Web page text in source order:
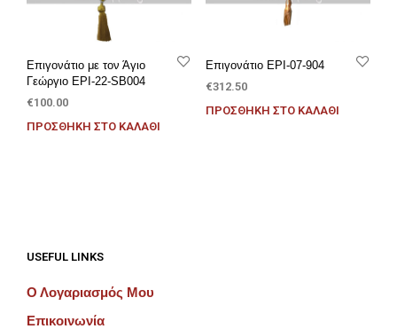
Επιγονάτιο με τον Άγιο
Γεώργιο EPI-22-SB004
€100.00
ΠΡΟΣΘΉΚΗ ΣΤΟ ΚΑΛΆΘΙ
Επιγονάτιο EPI-07-904
€312.50
ΠΡΟΣΘΉΚΗ ΣΤΟ ΚΑΛΆΘΙ
USEFUL LINKS
Ο Λογαριασμός Μου
Επικοινωνία